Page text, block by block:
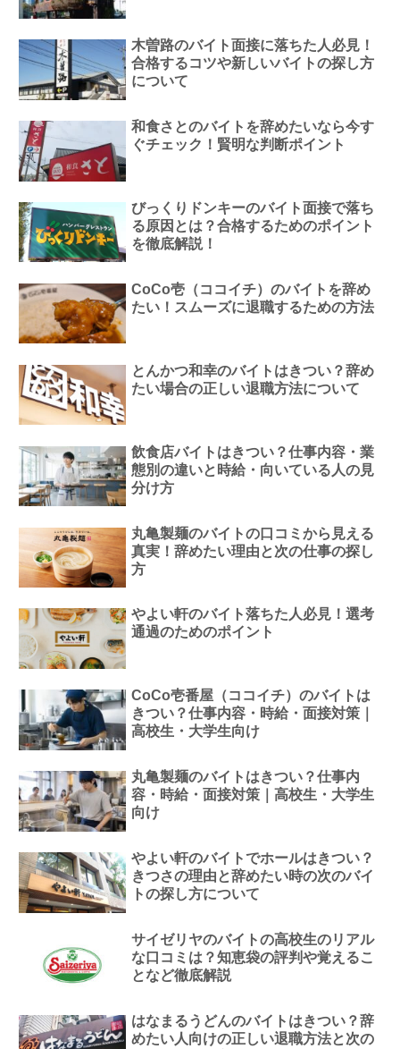
木曽路のバイト面接に落ちた人必見！
合格するコツや新しいバイトの探し方
について
和食さとのバイトを辞めたいなら今す
ぐチェック！賢明な判断ポイント
びっくりドンキーのバイト面接で落ち
る原因とは？合格するためのポイント
を徹底解説！
CoCo壱（ココイチ）のバイトを辞め
たい！スムーズに退職するための方法
とんかつ和幸のバイトはきつい？辞め
たい場合の正しい退職方法について
飲食店バイトはきつい？仕事内容・業
態別の違いと時給・向いている人の見
分け方
丸亀製麺のバイトの口コミから見える
真実！辞めたい理由と次の仕事の探し
方
やよい軒のバイト落ちた人必見！選考
通過のためのポイント
CoCo壱番屋（ココイチ）のバイトは
きつい？仕事内容・時給・面接対策｜
高校生・大学生向け
丸亀製麺のバイトはきつい？仕事内
容・時給・面接対策｜高校生・大学生
向け
やよい軒のバイトでホールはきつい？
きつさの理由と辞めたい時の次のバイ
トの探し方について
サイゼリヤのバイトの高校生のリアル
な口コミは？知恵袋の評判や覚えるこ
となど徹底解説
はなまるうどんのバイトはきつい？辞
めたい人向けの正しい退職方法と次の